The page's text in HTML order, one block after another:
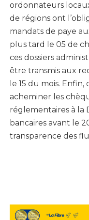
ordonnateurs
de régions ont
mandats de paye
plus tard le 05 de
ces dossiers
être transmis aux
le 15 du mois.
acheminer les
réglementaires à la
bancaires avant le
transparence des